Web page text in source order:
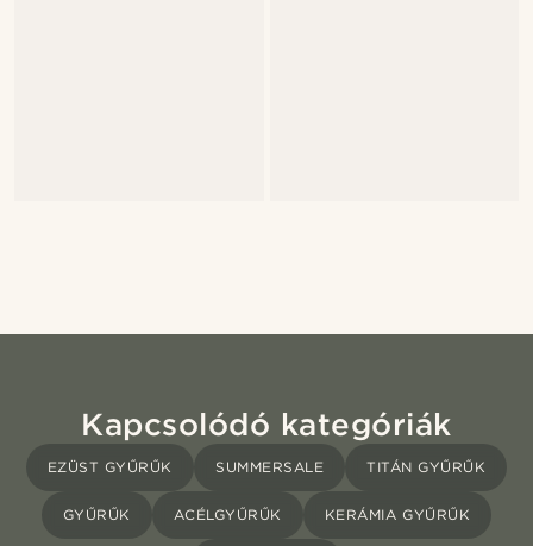
Kapcsolódó kategóriák
EZÜST GYŰRŰK SUMMERSALE TITÁN GYŰRŰK
GYŰRŰK ACÉLGYŰRŰK KERÁMIA GYŰRŰK